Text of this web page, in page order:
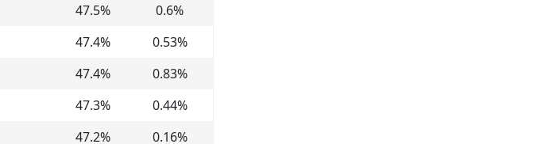
47.5% 0.6%
47.4% 0.53%
47.4% 0.83%
47.3% 0.44%
47.2% 0.16%